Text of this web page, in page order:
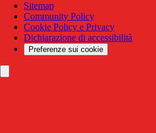
Sitemap
Community Policy
Cookie Policy e Privacy
Dichiarazione di accessibilità
Preferenze sui cookie